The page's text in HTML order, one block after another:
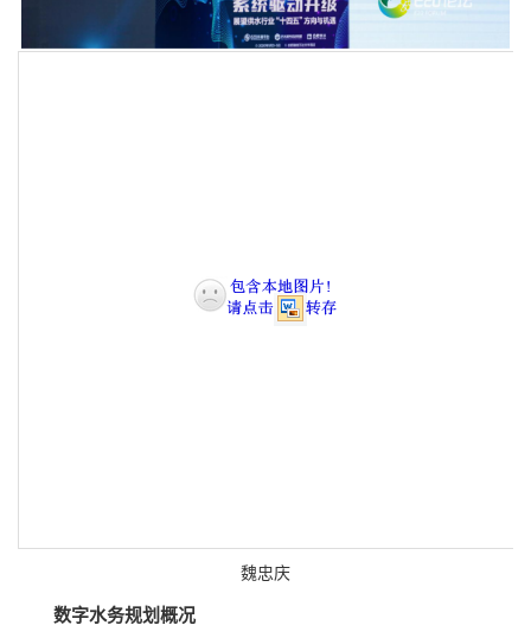
魏忠庆
数字水务规划概况